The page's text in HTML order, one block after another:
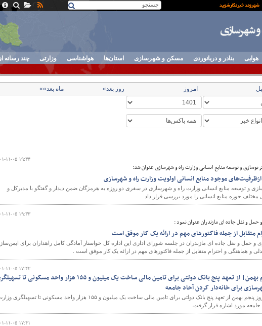
راه و
هوایی بنادر و دریانوردی مسکن و شهرسازی استان‌ها هواشناسی وزارتی چند رسانه
امروز روز بعد» ماه بعد»»
۱۴۰۱-۱۱-۰۵
نوسازی و توسعه منابع انسانی وزارت راه و شهرسازی عنوان شد:
ازظرفیت‌های موجود منابع انسانی اولویت وزارت راه و شهرسازی
و توسعه منابع انسانی وزارت راه و شهرسازی در سفری دو روزه به هرمزگان ضمن دیدار و گفتگو با مدیرکل و
حوزه منابع انسانی را مورد بررسی قرار داد.
۱۴۰۱-۱۱-۰۵
حمل و نقل جاده ای مازندران عنوان نمود :
متقابل از جمله فاکتورهای مهم در ارائه یک کار موفق است
و حمل و نقل جاده ای مازندران در جلسه شورای اداری این اداره کل خواستار آمادگی کامل راهداران برای
و هماهنگی و احترام متقابل از جمله فاکتورهای مهم در ارائه یک کار موفق است .
۱۴۰۱-۱۱-۰۵
۱۲۰ ثانیه پنجم بهمن| از تعهد پنج بانک دولتی برای تامین مالی ساخت یک میلیون و ۱۵۵ هزار واحد مسکونی تا
برای خانه‌دار کردن آحاد جامعه
در ۱۲۰ ثانیه امروز پنجم بهمن از تعهد پنج بانک دولتی برای تامین مالی ساخت یک میلیون و ۱۵۵ هزار واحد مسکونی تا تسهیلگری
مورد اشاره قرار گرفت.
۱۴۰۱-۱۱-۰۵